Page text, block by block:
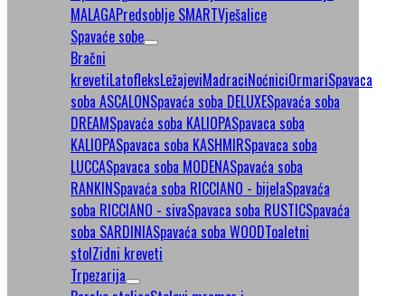
MALAGAPredsoblje SMARTVješalice
Spavaće sobe
Bračni
krevetiLatofleksLežajeviMadraciNoćniciOrmariSpavaca
soba ASCALONSpavaća soba DELUXESpavaća soba
DREAMSpavaća soba KALIOPASpavaca soba
KALIOPASpavaca soba KASHMIRSpavaca soba
LUCCASpavaca soba MODENASpavaća soba
RANKINSpavaća soba RICCIANO - bijelaSpavaća
soba RICCIANO - sivaSpavaca soba RUSTICSpavaća
soba SARDINIASpavaća soba WOODToaletni
stolZidni kreveti
Trpezarija